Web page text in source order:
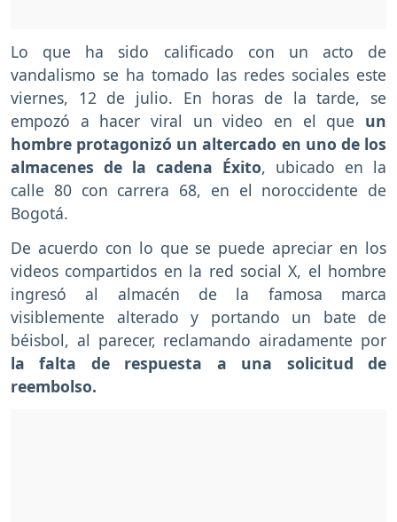
Lo que ha sido calificado con un acto de
vandalismo se ha tomado las redes sociales este
viernes, 12 de julio. En horas de la tarde, se
empozó a hacer viral un video en el que un
hombre protagonizó un altercado en uno de los
almacenes de la cadena Éxito, ubicado en la
calle 80 con carrera 68, en el noroccidente de
Bogotá.
De acuerdo con lo que se puede apreciar en los
videos compartidos en la red social X, el hombre
ingresó al almacén de la famosa marca
visiblemente alterado y portando un bate de
béisbol, al parecer, reclamando airadamente por
la falta de respuesta a una solicitud de
reembolso.